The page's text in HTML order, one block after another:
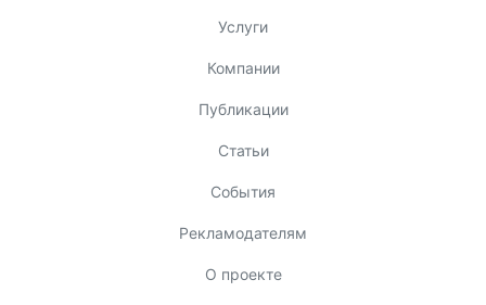
Услуги
Компании
Публикации
Статьи
События
Рекламодателям
О проекте